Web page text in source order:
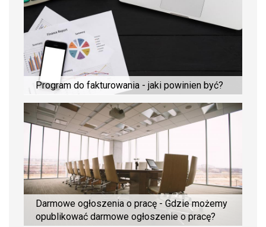
Program do fakturowania - jaki powinien być?
Darmowe ogłoszenia o pracę - Gdzie możemy
opublikować darmowe ogłoszenie o pracę?